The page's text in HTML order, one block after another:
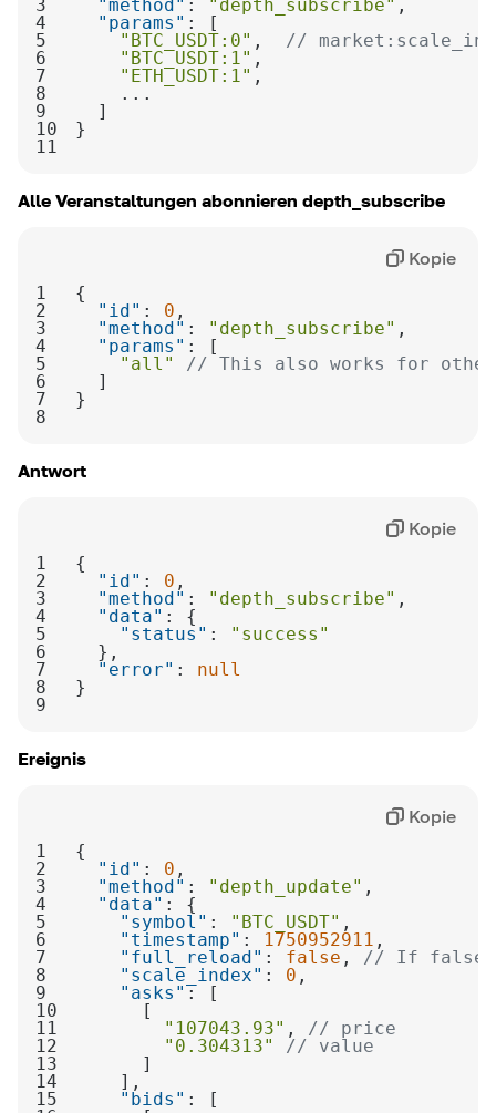
3
"method" : "depth_subscribe"
4
"params"
5
"BTC_USDT:0" , //
6
"BTC_USDT:1"
7
"ETH_USDT:1"
8
9
10
11
Alle Veranstaltungen abonnieren depth_subscribe
1
2
"id" : 0
3
"method" : "depth_subscribe"
4
"params"
5
"all"
// This also works for
6
7
8
Kopie
Antwort
1
2
"id" : 0
3
"method" : "depth_subscribe"
4
"data"
5
"status" :
"success"
6
7
"error" : null
8
9
Kopie
Ereignis
1
2
"id" : 0
3
"method" : "depth_update"
4
"data"
5
"symbol" : "BTC_USDT"
6
"timestamp" : 1750952911
7
"full_reload" : false , // If false,
8
"scale_index" : 0
9
"asks"
10
11
"107043.93" , // price
12
"0.304313"
// value
13
14
15
"bids"
Kopie